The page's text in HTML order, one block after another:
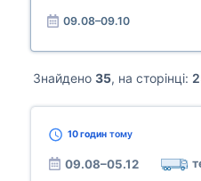
09.08–09.10
Знайдено 35, на сторінці:
10 годин тому
09.08–05.12